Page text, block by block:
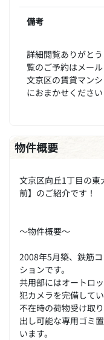
備考
詳細閲覧ありがと
覧のご予約はメー
文京区の賃貸マン
におまかせください
物件概要
文京区向丘1丁目の
前】のご紹介です！
～物件概要～
2008年5月築、鉄筋
ションです。
共用部にはオートロ
犯カメラを完備してい
不在時の荷物受け取
出し可能な専用ゴミ
います。